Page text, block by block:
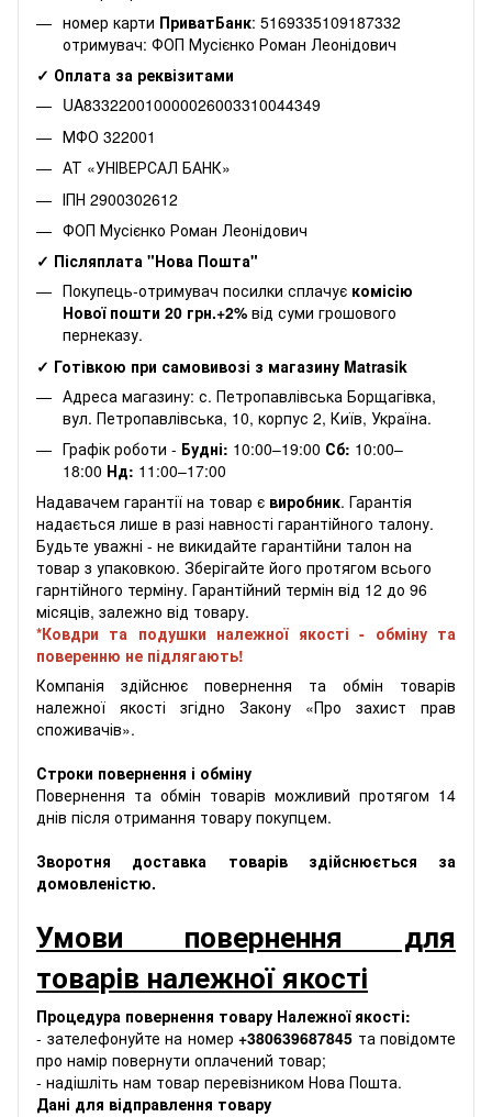
номер карти ПриватБанк: 5169335109187332
отримувач: ФОП Мусієнко Роман Леонідович
✓ Оплата за реквізитами
UA833220010000026003310044349
МФО 322001
АТ «УНІВЕРСАЛ БАНК»
ІПН 2900302612
ФОП Мусієнко Роман Леонідович
✓ Післяплата "Нова Пошта"
Покупець-отримувач посилки сплачує комісію
Нової пошти 20 грн.+2% від суми грошового
пернеказу.
✓ Готівкою при самовивозі з магазину Matrasik
Адреса магазину: с. Петропавлівська Борщагівка,
вул. Петропавлівська, 10, корпус 2, Київ, Україна.
Графік роботи - Будні: 10:00–19:00 Сб: 10:00–
18:00 Нд: 11:00–17:00
Надавачем гарантії на товар є виробник. Гарантія
надається лише в разі навності гарантійного талону.
Будьте уважні - не викидайте гарантійни талон на
товар з упаковкою. Зберігайте його протягом всього
гарнтійного терміну. Гарантійний термін від 12 до 96
місяців, залежно від товару.
*Ковдри та подушки належної якості - обміну та
поверенню не підлягають!
Компанія здійснює повернення та обмін товарів
належної якості згідно Закону «Про захист прав
споживачів».
Строки повернення і обміну
Повернення та обмін товарів можливий протягом 14
днів після отримання товару покупцем.
Зворотня доставка товарів здійснюється за
домовленістю.
Умови повернення для
товарів належної якості
Процедура повернення товару Належної якості:
- зателефонуйте на номер +380639687845 та повідомте
про намір повернути оплачений товар;
- надішліть нам товар перевізником Нова Пошта.
Дані для відправлення товару